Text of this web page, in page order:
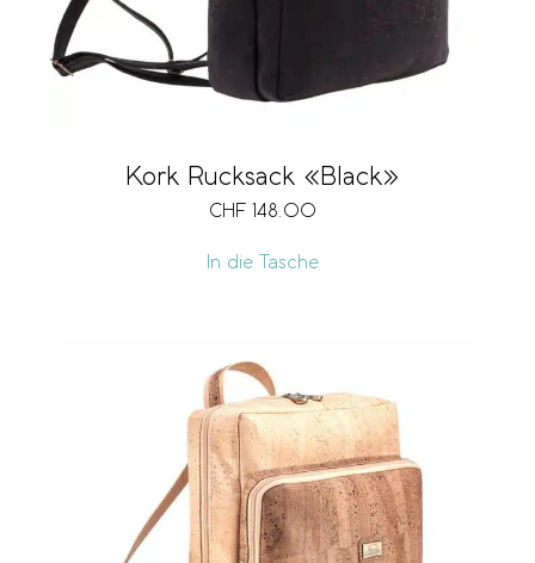
Kork Rucksack «Black»
CHF 148.00
In die Tasche